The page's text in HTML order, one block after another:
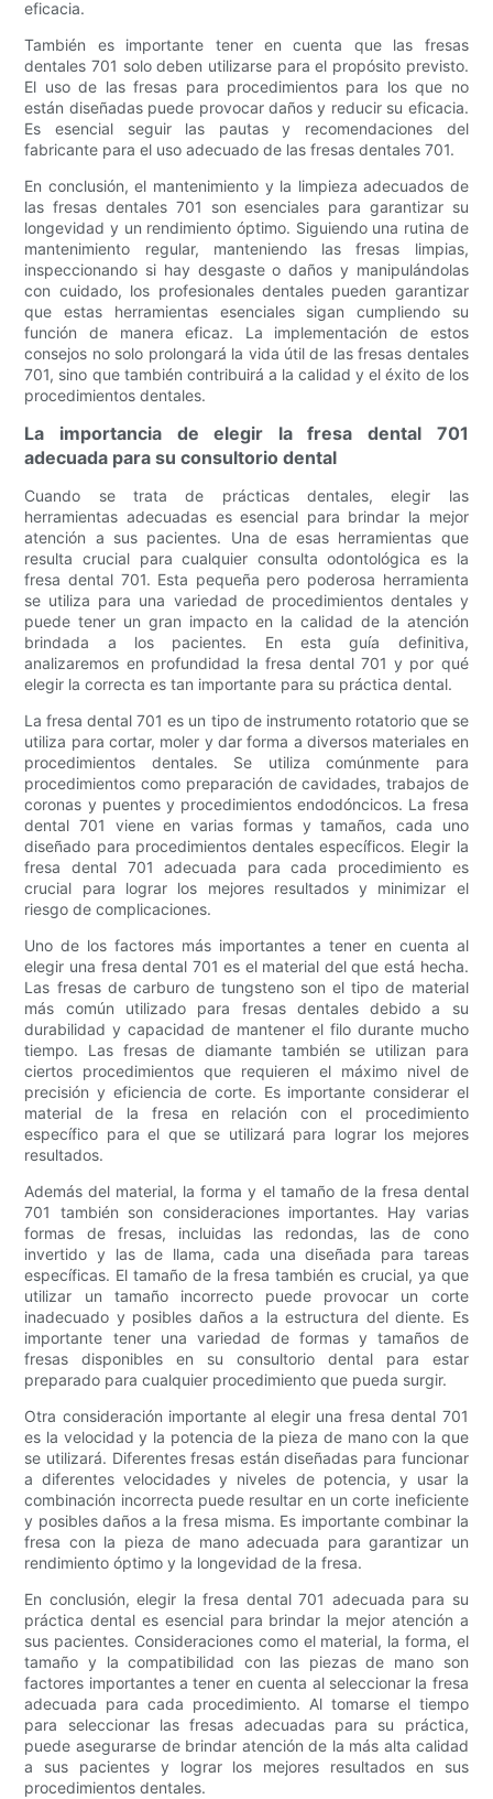
eficacia.
También es importante tener en cuenta que las fresas
dentales 701 solo deben utilizarse para el propósito previsto.
El uso de las fresas para procedimientos para los que no
están diseñadas puede provocar daños y reducir su eficacia.
Es esencial seguir las pautas y recomendaciones del
fabricante para el uso adecuado de las fresas dentales 701.
En conclusión, el mantenimiento y la limpieza adecuados de
las fresas dentales 701 son esenciales para garantizar su
longevidad y un rendimiento óptimo. Siguiendo una rutina de
mantenimiento regular, manteniendo las fresas limpias,
inspeccionando si hay desgaste o daños y manipulándolas
con cuidado, los profesionales dentales pueden garantizar
que estas herramientas esenciales sigan cumpliendo su
función de manera eficaz. La implementación de estos
consejos no solo prolongará la vida útil de las fresas dentales
701, sino que también contribuirá a la calidad y el éxito de los
procedimientos dentales.
La importancia de elegir la fresa dental 701
adecuada para su consultorio dental
Cuando se trata de prácticas dentales, elegir las
herramientas adecuadas es esencial para brindar la mejor
atención a sus pacientes. Una de esas herramientas que
resulta crucial para cualquier consulta odontológica es la
fresa dental 701. Esta pequeña pero poderosa herramienta
se utiliza para una variedad de procedimientos dentales y
puede tener un gran impacto en la calidad de la atención
brindada a los pacientes. En esta guía definitiva,
analizaremos en profundidad la fresa dental 701 y por qué
elegir la correcta es tan importante para su práctica dental.
La fresa dental 701 es un tipo de instrumento rotatorio que se
utiliza para cortar, moler y dar forma a diversos materiales en
procedimientos dentales. Se utiliza comúnmente para
procedimientos como preparación de cavidades, trabajos de
coronas y puentes y procedimientos endodóncicos. La fresa
dental 701 viene en varias formas y tamaños, cada uno
diseñado para procedimientos dentales específicos. Elegir la
fresa dental 701 adecuada para cada procedimiento es
crucial para lograr los mejores resultados y minimizar el
riesgo de complicaciones.
Uno de los factores más importantes a tener en cuenta al
elegir una fresa dental 701 es el material del que está hecha.
Las fresas de carburo de tungsteno son el tipo de material
más común utilizado para fresas dentales debido a su
durabilidad y capacidad de mantener el filo durante mucho
tiempo. Las fresas de diamante también se utilizan para
ciertos procedimientos que requieren el máximo nivel de
precisión y eficiencia de corte. Es importante considerar el
material de la fresa en relación con el procedimiento
específico para el que se utilizará para lograr los mejores
resultados.
Además del material, la forma y el tamaño de la fresa dental
701 también son consideraciones importantes. Hay varias
formas de fresas, incluidas las redondas, las de cono
invertido y las de llama, cada una diseñada para tareas
específicas. El tamaño de la fresa también es crucial, ya que
utilizar un tamaño incorrecto puede provocar un corte
inadecuado y posibles daños a la estructura del diente. Es
importante tener una variedad de formas y tamaños de
fresas disponibles en su consultorio dental para estar
preparado para cualquier procedimiento que pueda surgir.
Otra consideración importante al elegir una fresa dental 701
es la velocidad y la potencia de la pieza de mano con la que
se utilizará. Diferentes fresas están diseñadas para funcionar
a diferentes velocidades y niveles de potencia, y usar la
combinación incorrecta puede resultar en un corte ineficiente
y posibles daños a la fresa misma. Es importante combinar la
fresa con la pieza de mano adecuada para garantizar un
rendimiento óptimo y la longevidad de la fresa.
En conclusión, elegir la fresa dental 701 adecuada para su
práctica dental es esencial para brindar la mejor atención a
sus pacientes. Consideraciones como el material, la forma, el
tamaño y la compatibilidad con las piezas de mano son
factores importantes a tener en cuenta al seleccionar la fresa
adecuada para cada procedimiento. Al tomarse el tiempo
para seleccionar las fresas adecuadas para su práctica,
puede asegurarse de brindar atención de la más alta calidad
a sus pacientes y lograr los mejores resultados en sus
procedimientos dentales.